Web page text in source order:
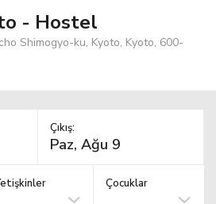
- Hostel
Shimogyo-ku, Kyoto, Kyoto, 600-
Çıkış:
Çocuklar